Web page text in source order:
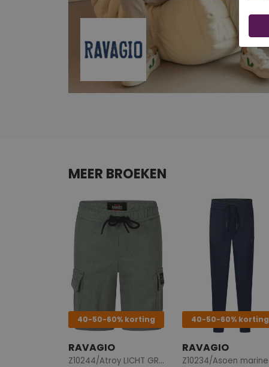
MEER BROEKEN
40-50-60% korting
RAVAGIO
Z10244/Atroy LICHT GROEN
40-50-60% korting
RAVAGIO
Z10234/Asoen marine